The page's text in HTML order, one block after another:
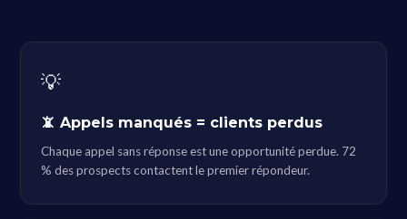
💡
📵 Appels manqués = clients perdus
Chaque appel sans réponse est une opportunité perdue. 72
% des prospects contactent le premier répondeur.